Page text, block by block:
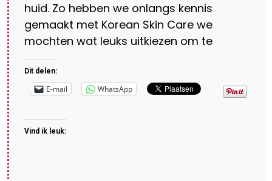
huid. Zo hebben we onlangs kennis
gemaakt met Korean Skin Care we
mochten wat leuks uitkiezen om te
Dit delen:
E-mail WhatsApp
Vind ik leuk: